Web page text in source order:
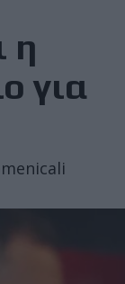
η
για